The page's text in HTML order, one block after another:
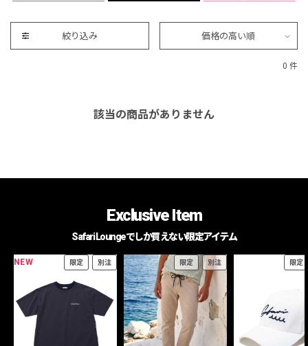
絞り込み 価格の高い順
0 件
該当の商品がありません
Exclusive Item
Safari Loungeでしか買えない限定アイテム
NEW 限定 別注 限定 別注 限定